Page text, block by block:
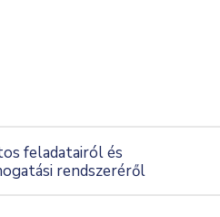
feladatairól és
rendszeréről